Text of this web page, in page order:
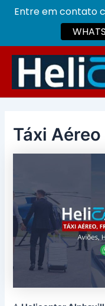
conteúdo
Táxi
Entre em contato